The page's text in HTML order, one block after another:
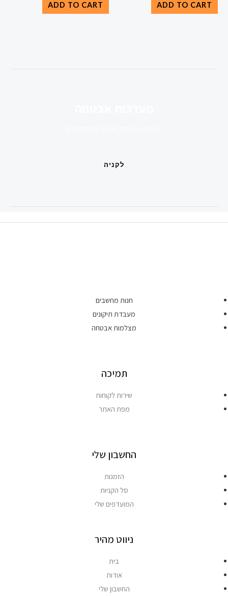
ADD TO CART
ADD TO CART
לקניה
חנות מחשבים
מעבדת תיקונים
מצלמות אבטחה
תמיכה
שירות לקוחות
מפת האתר
החשבון שלי
הזמנות
סל הקניות
המועדפים שלי
ניווט מהיר
בית
אודות
החשבון שלי